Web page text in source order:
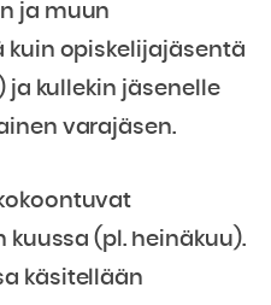
ja muun
kuin opiskelijajäsentä
kullekin jäsenelle
varajäsen.
kuussa (pl. heinäkuu).
käsitellään